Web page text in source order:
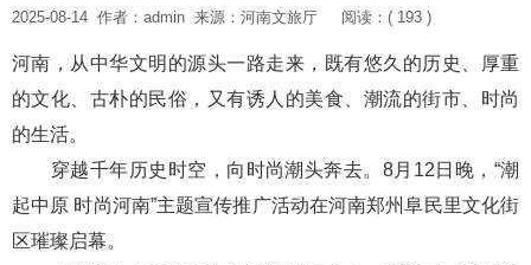
2025-08-14 作者：admin 来源：河南文旅厅 阅读：( 193 )
河南，从中华文明的源头一路走来，既有悠久的历史、厚重
的文化、古朴的民俗，又有诱人的美食、潮流的街市、时尚
的生活。
穿越千年历史时空，向时尚潮头奔去。8月12日晚，“潮
起中原 时尚河南”主题宣传推广活动在河南郑州阜民里文化街
区璀璨启幕。